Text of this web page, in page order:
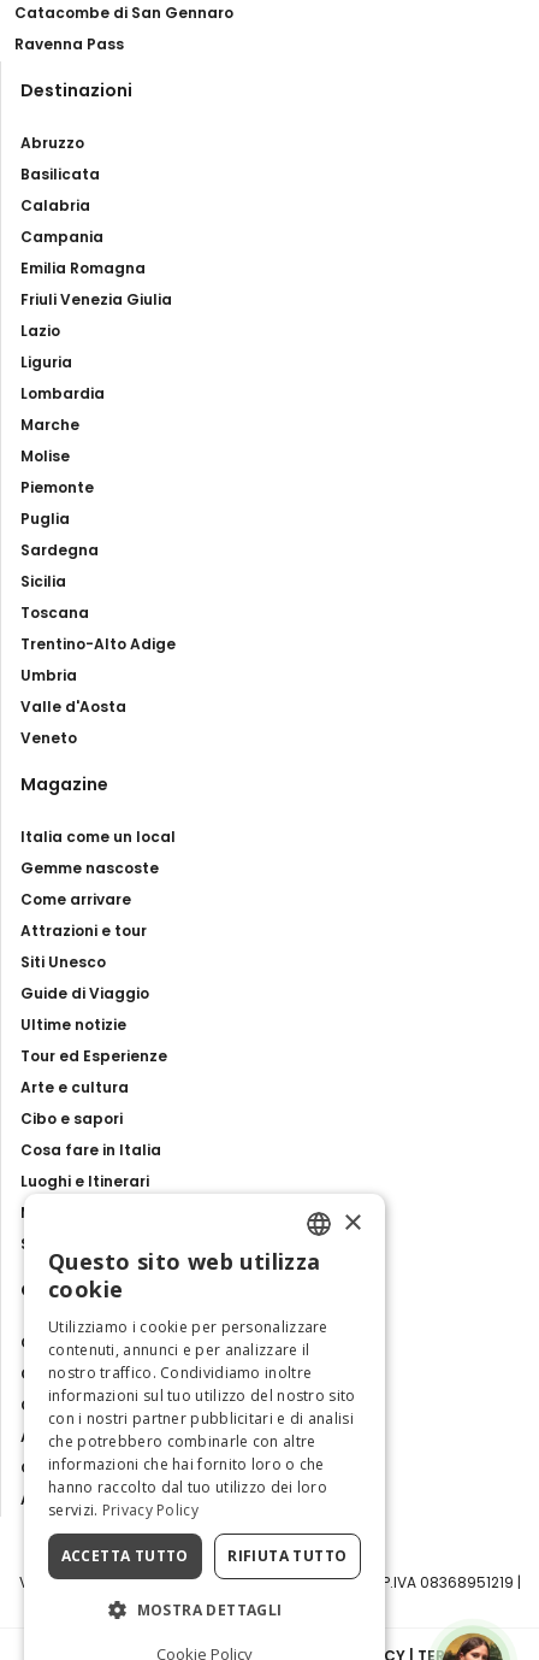
Catacombe di San Gennaro
Ravenna Pass
Destinazioni
Abruzzo
Basilicata
Calabria
Campania
Emilia Romagna
Friuli Venezia Giulia
Lazio
Liguria
Lombardia
Marche
Molise
Piemonte
Puglia
Sardegna
Sicilia
Toscana
Trentino-Alto Adige
Umbria
Valle d'Aosta
Veneto
Magazine
Italia come un local
Gemme nascoste
Come arrivare
Attrazioni e tour
Siti Unesco
Guide di Viaggio
Ultime notizie
Tour ed Esperienze
Arte e cultura
Cibo e sapori
Cosa fare in Italia
Luoghi e Itinerari
Mostre, eventi e spettacoli
Storie e tradizioni
Contatti
Chi siamo
Collabora con noi
Contatti
Ambasciatrice dell'Eccellenza
Osservatorio Turismo
Area Riservata
Visit Italy Srl | Via Filippo Argelati, 10, 20143 Milano | P.IVA 08368951219 |
INFORMATIVA SULLA PRIVACY COOKIE POLICY| TERMINI E
ENGLISH
ITALIAN
×
Questo sito web utilizza
cookie
Utilizziamo i cookie per personalizzare
contenuti, annunci e per analizzare il
nostro traffico. Condividiamo inoltre
informazioni sul tuo utilizzo del nostro sito
con i nostri partner pubblicitari e di analisi
che potrebbero combinarle con altre
informazioni che hai fornito loro o che
hanno raccolto dal tuo utilizzo dei loro
servizi. Privacy Policy
ACCETTA TUTTO RIFIUTA TUTTO
MOSTRA DETTAGLI
Cookie Policy